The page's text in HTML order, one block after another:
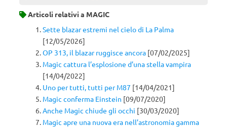
Articoli relativi a MAGIC
Sette blazar estremi nel cielo di La Palma
[12/05/2026]
OP 313, il blazar ruggisce ancora [07/02/2025]
Magic cattura l’esplosione d’una stella vampira
[14/04/2022]
Uno per tutti, tutti per M87 [14/04/2021]
Magic conferma Einstein [09/07/2020]
Anche Magic chiude gli occhi [30/03/2020]
Magic apre una nuova era nell’astronomia gamma